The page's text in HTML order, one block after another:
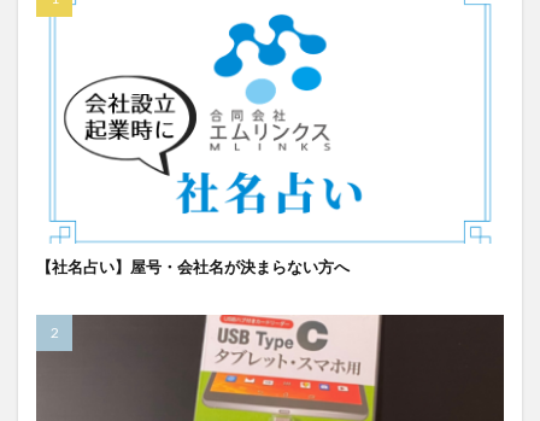
【社名占い】屋号・会社名が決まらない方へ